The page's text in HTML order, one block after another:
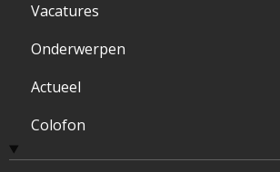
Vacatures
Onderwerpen
Actueel
Colofon